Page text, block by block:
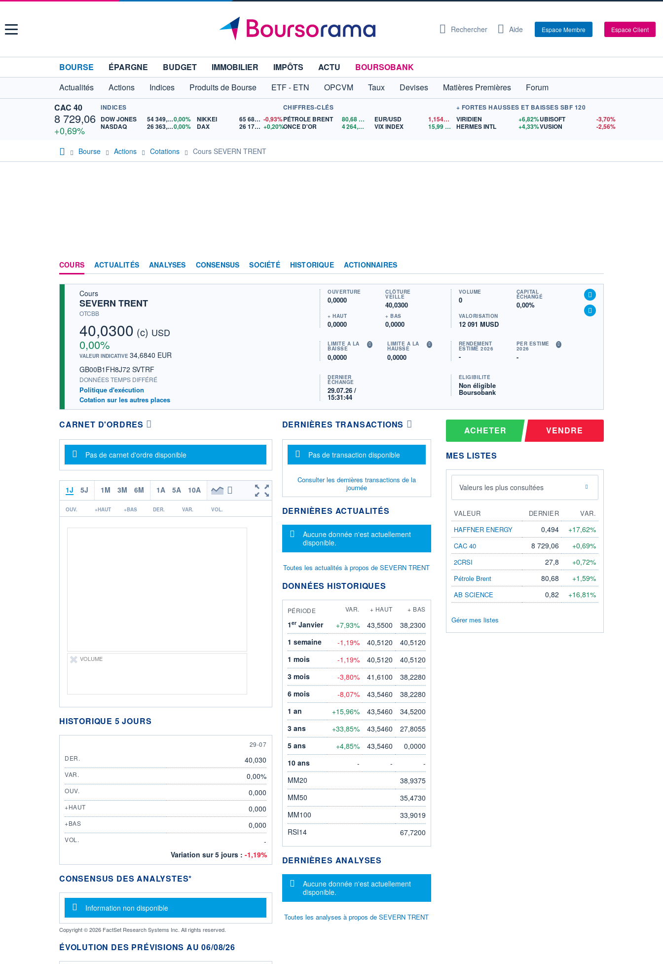
Menu Rechercher Aide Espace Membre Espace Client
BOURSE ÉPARGNE BUDGET IMMOBILIER IMPÔTS ACTU
BOURSOBANK
Actualités
Actions Indices Produits de Bourse ETF - ETN OPCVM Taux Devises Matières Premières
Forum
CAC 40
8 729,06
+0,69%
INDICES
DOW JONES
54 349,120,00%
NASDAQ
26 363,440,00%
NIKKEI 65 683,26 -0,93%
DAX
26 179,74 +0,20%
CHIFFRES-CLÉS
PÉTROLE BRENT
80,68
ONCE D'OR
4 264,41 $US
EUR/USD 1,1542$US
VIX INDEX
15,99
+ FORTES HAUSSES ET BAISSES SBF 120
VIRIDIEN
+6,82%
HERMES INTL
+4,33%
UBISOFT
-3,70%
VUSION
-2,56%
Bourse Actions Cotations Cours SEVERN TRENT
COURS ACTUALITÉS ANALYSES CONSENSUS SOCIÉTÉ HISTORIQUE ACTIONNAIRES
Cours
SEVERN TRENT
OTCBB
40,0300 (c) USD
0,00%
VALEUR INDICATIVE 34,6840 EUR
GB00B1FH8J72 SVTRF
DONNÉES TEMPS DIFFÉRÉ
Politique d'exécution
Cotation sur les autres places
OUVERTURE
0,0000
CLÔTURE
VEILLE
40,0300
+ HAUT
0,0000
+ BAS
0,0000
VOLUME
0
CAPITAL
ÉCHANGÉ
0,00%
VALORISATION
12 091 MUSD
LIMITE À LA
BAISSE
0,0000
LIMITE À LA
HAUSSE
0,0000
RENDEMENT
ESTIMÉ 2026
-
PER ESTIMÉ
2026
-
DERNIER
ÉCHANGE
29.07.26 /
15:31:44
ÉLIGIBILITÉ
Non éligible
Boursobank
CARNET D'ORDRES
Message d'information
Pas de carnet d'ordre disponible
1J 5J 1M 3M 6M 1A 5A 10A
OUV. +HAUT +BAS DER. VAR. VOL.
VOLUME
HISTORIQUE 5 JOURS
29 JULY
29-07
DER.
40,030
VAR. 0,00%
OUV. 0,000
+HAUT 0,000
+BAS 0,000
VOL.
-
Variation sur 5 jours : -1,19%
CONSENSUS DES ANALYSTES*
Message d'information
Information non disponible
Copyright © 2026 FactSet Research Systems Inc. All rights reserved.
ÉVOLUTION DES PRÉVISIONS AU 06/08/26
DERNIÈRES TRANSACTIONS
Message d'information
Pas de transaction disponible
Consulter les dernières transactions de la
journée
DERNIÈRES ACTUALITÉS
Message d'information
Aucune donnée n'est actuellement
disponible.
Toutes les actualités à propos de SEVERN TRENT
DONNÉES HISTORIQUES
PÉRIODE VAR. + HAUT + BAS
1erJanvier +7,93% 43,5500
38,2300
1 semaine
-1,19% 40,5120
40,5120
1 mois
-1,19% 40,5120
40,5120
3 mois
-3,80% 41,6100
38,2280
6 mois
-8,07% 43,5460
38,2280
1 an
+15,96% 43,5460
34,5200
3 ans
+33,85% 43,5460
27,8055
5 ans
+4,85% 43,5460
0,0000
10 ans
- -
-
MM20
38,9375
MM50
35,4730
MM100
33,9019
RSI14
67,7200
DERNIÈRES ANALYSES
Message d'information
Aucune donnée n'est actuellement
disponible.
Toutes les analyses à propos de SEVERN TRENT
ACHETER VENDRE
MES LISTES
Valeurs les plus consultées
VALEUR DERNIER
VAR.
HAFFNER ENERGY
0,494 +17,62%
CAC 40 8 729,06 +0,69%
2CRSI 27,8 +0,72%
Pétrole Brent 80,68 +1,59%
AB SCIENCE 0,82 +16,81%
Gérer mes listes